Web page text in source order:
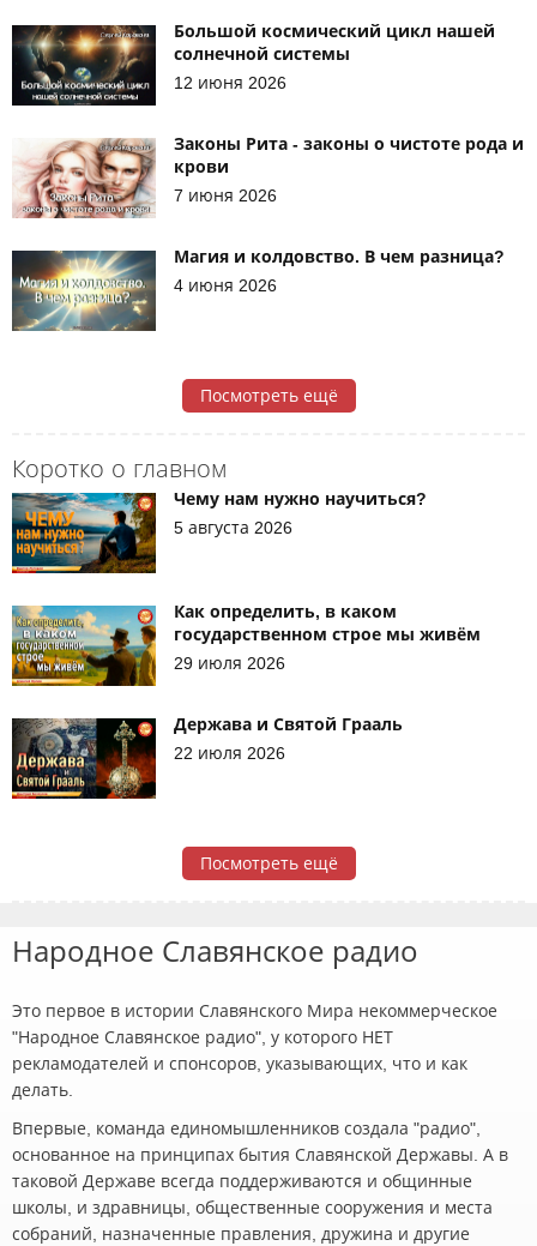
Коротко о главном
Чему нам нужно научиться?
5 августа 2026
Как определить, в каком
государственном строе мы живём
29 июля 2026
Держава и Святой Грааль
22 июля 2026
Посмотреть ещё
Большой космический цикл нашей
солнечной системы
12 июня 2026
Законы Рита - законы о чистоте рода и
крови
7 июня 2026
Магия и колдовство. В чем разница?
4 июня 2026
Посмотреть ещё
Народное Славянское радио
Это первое в истории Славянского Мира некоммерческое
"Народное Славянское радио", у которого НЕТ
рекламодателей и спонсоров, указывающих, что и как
делать.
Впервые, команда единомышленников создала "радио",
основанное на принципах бытия Славянской Державы. А в
таковой Державе всегда поддерживаются и общинные
школы, и здравницы, общественные сооружения и места
собраний, назначенные правления, дружина и другие